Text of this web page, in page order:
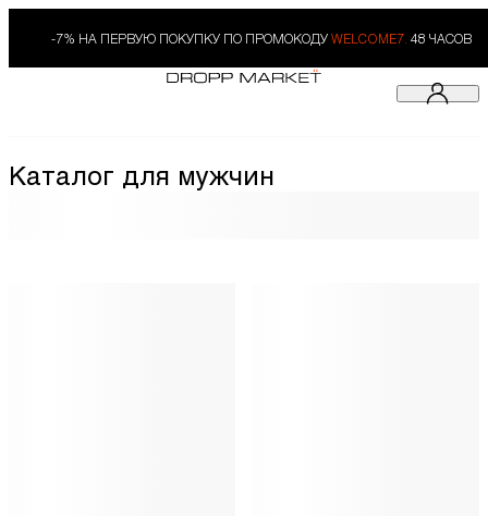
-7% НА ПЕРВУЮ ПОКУПКУ ПО ПРОМОКОДУ WELCOME7. 48 ЧАСОВ
Каталог для мужчин